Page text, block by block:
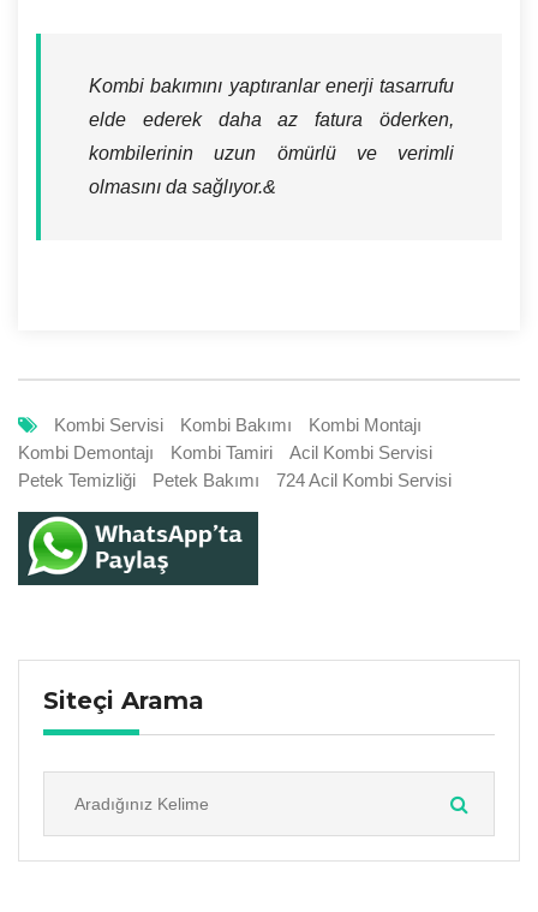
Kombi bakımını yaptıranlar enerji tasarrufu
elde ederek daha az fatura öderken,
kombilerinin uzun ömürlü ve verimli
olmasını da sağlıyor.&
Kombi Servisi Kombi Bakımı
Kombi Montajı
Kombi Demontajı
Kombi Tamiri
Acil Kombi Servisi
Petek Temizliği
Petek Bakımı 724 Acil Kombi Servisi
Siteçi Arama